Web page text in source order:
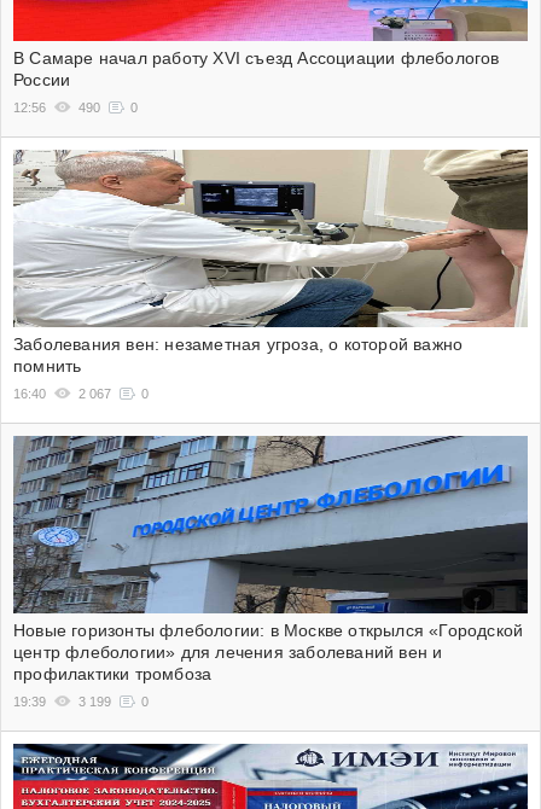
В Самаре начал работу XVI съезд Ассоциации флебологов
России
12:56 490 0
Заболевания вен: незаметная угроза, о которой важно
помнить
16:40 2 067 0
Новые горизонты флебологии: в Москве открылся «Городской
центр флебологии» для лечения заболеваний вен и
профилактики тромбоза
19:39 3 199 0